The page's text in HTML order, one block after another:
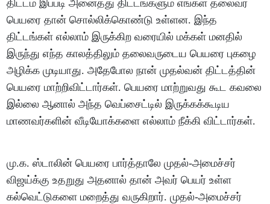
திட்டம் இப்படி அனைத்து திட்டங்களும் எங்கள் தலைவர்
பெயரை தான் சொல்லிக்கொண்டு உள்ளன. இந்த
திட்டங்கள் எல்லாம் இருக்கிற வரையில் மக்கள் மனதில்
இருந்து எந்த காலத்திலும் தலைவருடைய பெயரை புகழை
அழிக்க முடியாது. அதேபோல நான் முதல்வன் திட்டத்தின்
பெயரை மாற்றிவிட்டார்கள். பெயரை மாற்றுவது கூட கவலை
இல்லை ஆனால் அந்த வெப்சைட்டில் இருக்கக்கூடிய
மாணவர்களின் வீடியோக்களை எல்லாம் நீக்கி விட்டார்கள்.
மு.க. ஸ்டாலின் பெயரை பார்த்தாலே முதல்-அமைச்சர்
விஜய்க்கு உதறுது அதனால் தான் அவர் பெயர் உள்ள
கல்வெட்டுகளை மறைத்து வருகிறார். முதல்-அமைச்சர்